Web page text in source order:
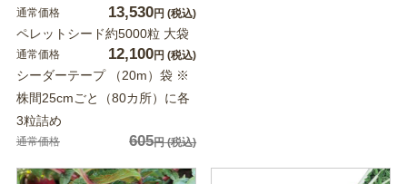
通常価格 13,530円 (税込)
ペレットシード約5000粒 大袋
通常価格 12,100円 (税込)
シーダーテープ （20m）袋 ※
株間25cmごと（80カ所）に各
3粒詰め
通常価格 605円(税込)